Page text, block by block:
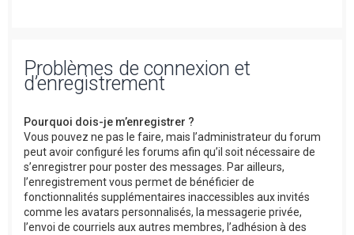
Problèmes de connexion et
d’enregistrement
Pourquoi dois-je m’enregistrer ?
Vous pouvez ne pas le faire, mais l’administrateur du forum
peut avoir configuré les forums afin qu’il soit nécessaire de
s’enregistrer pour poster des messages. Par ailleurs,
l’enregistrement vous permet de bénéficier de
fonctionnalités supplémentaires inaccessibles aux invités
comme les avatars personnalisés, la messagerie privée,
l’envoi de courriels aux autres membres, l’adhésion à des